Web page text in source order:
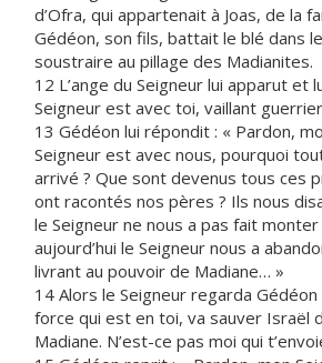
d’Ofra, qui appartenait à Joas, de la
Gédéon, son fils, battait le blé dans
soustraire au pillage des Madianites.
12 L’ange du Seigneur lui apparut et
Seigneur est avec toi, vaillant
13 Gédéon lui répondit : « Pardon,
Seigneur est avec nous, pourquoi
arrivé ? Que sont devenus tous ces
ont racontés nos pères ? Ils nous
le Seigneur ne nous a pas fait monter
aujourd’hui le Seigneur nous a
livrant au pouvoir de Madiane… »
14 Alors le Seigneur regarda Gédéon
force qui est en toi, va sauver Israël
Madiane. N’est-ce pas moi qui